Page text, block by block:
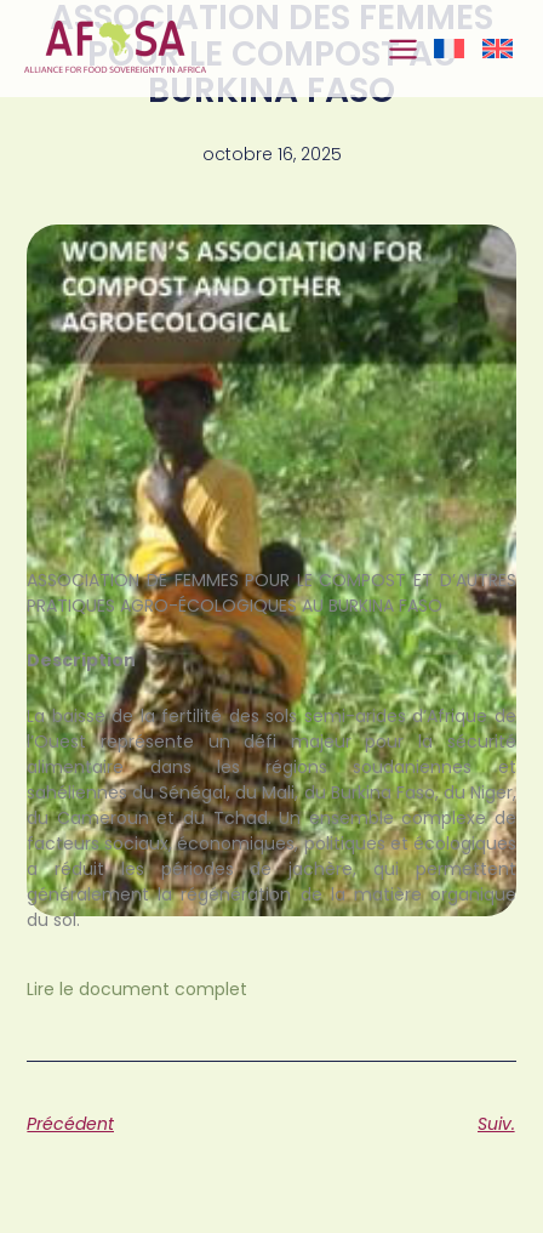
Aller au
contenuASSOCIATION DES FEMMES
POUR LE COMPOST AU
BURKINA FASO
octobre 16, 2025
ASSOCIATION DE FEMMES POUR LE COMPOST ET D’AUTRES
PRATIQUES AGRO-ÉCOLOGIQUES AU BURKINA FASO
Description
La baisse de la fertilité des sols semi-arides d’Afrique de
l’Ouest représente un défi majeur pour la sécurité
alimentaire dans les régions soudaniennes et
sahéliennes du Sénégal, du Mali, du Burkina Faso, du Niger,
du Cameroun et du Tchad. Un ensemble complexe de
facteurs sociaux, économiques, politiques et écologiques
a réduit les périodes de jachère, qui permettent
généralement la régénération de la matière organique
du sol.
Lire le document complet
Précédent Suiv.